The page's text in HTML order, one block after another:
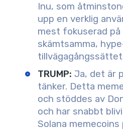
Inu, som
upp en verklig
mest fokuserad på
skämtsamma,
TRUMP: Ja, det är
tänker. Detta
och stöddes av
och har snabbt
Solana memecoins